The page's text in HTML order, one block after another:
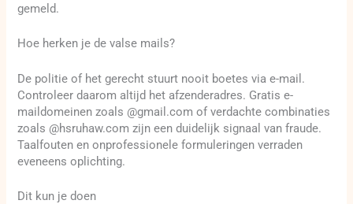
gemeld.
Hoe herken je de valse mails?
De politie of het gerecht stuurt nooit boetes via e-mail.
Controleer daarom altijd het afzenderadres. Gratis e-
maildomeinen zoals @gmail.com of verdachte combinaties
zoals @hsruhaw.com zijn een duidelijk signaal van fraude.
Taalfouten en onprofessionele formuleringen verraden
eveneens oplichting.
Dit kun je doen